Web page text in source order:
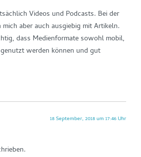
Videos und Podcasts. Bei der
aber auch ausgiebig mit Artikeln.
dass Medienformate sowohl mobil,
werden können und gut
18 September, 2018 um 17:46 Uhr